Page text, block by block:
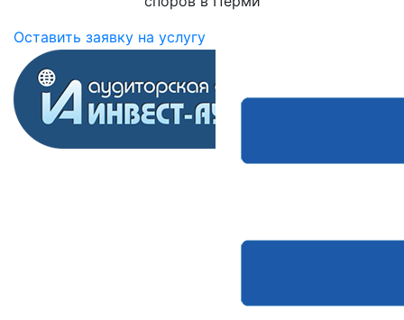
Оставить заявку на услугу